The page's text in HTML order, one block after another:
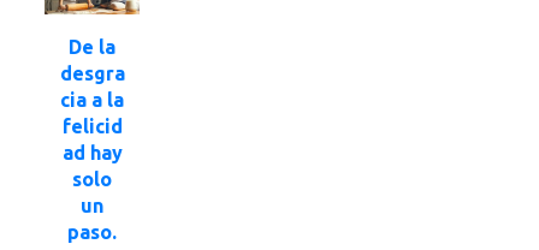
De la
desgra
cia a la
felicid
ad hay
solo
un
paso.